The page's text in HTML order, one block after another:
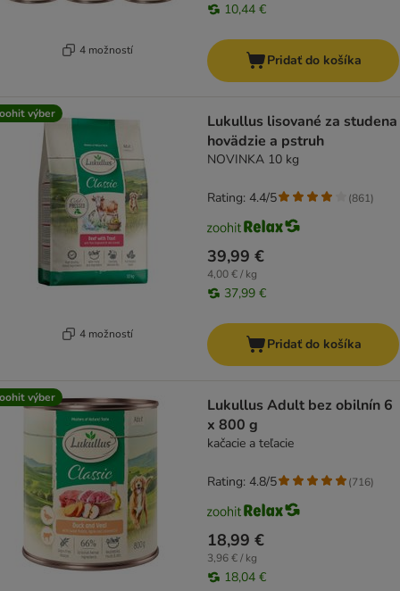
4 možností
10,44 €
Pridať do košíka
výber
4 možností
Lukullus lisované za studena
hovädzie a pstruh
NOVINKA 10 kg
39,99 €
4,00 € / kg
37,99 €
Rating: 4.4/5 (861)
Pridať do košíka
výber
Lukullus Adult bez obilnín 6
x 800 g
kačacie a teľacie
18,99 €
3,96 € / kg
18,04 €
Rating: 4.8/5 (716)